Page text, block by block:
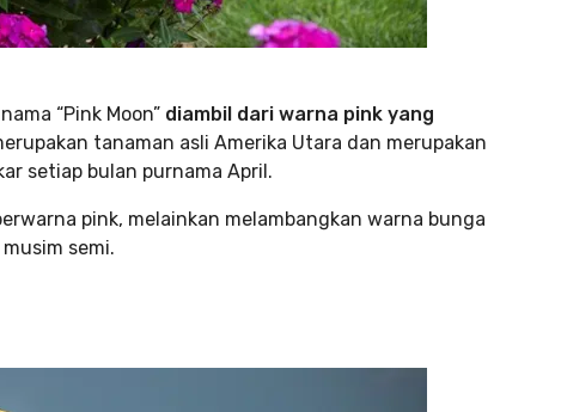
“Pink Moon” diambil dari warna pink yang
tanaman asli Amerika Utara dan merupakan
setiap bulan purnama April.
pink, melainkan melambangkan warna bunga
semi.